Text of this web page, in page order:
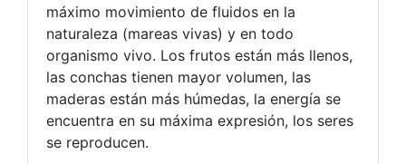
máximo movimiento de fluidos en la
naturaleza (mareas vivas) y en todo
organismo vivo. Los frutos están más llenos,
las conchas tienen mayor volumen, las
maderas están más húmedas, la energía se
encuentra en su máxima expresión, los seres
se reproducen.